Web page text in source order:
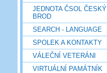
JEDNOTA ČSOL ČESKÝ
BROD
SEARCH - LANGUAGE
SPOLEK A KONTAKTY
VÁLEČNÍ VETERÁNI
VIRTUÁLNÍ PAMÁTNÍK